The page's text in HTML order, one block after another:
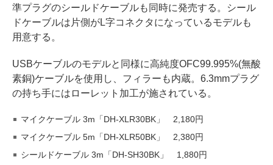
準プラグのシールドケーブルも同時に発売する。シール
ドケーブルは片側がL字コネクタになっているモデルも
用意する。
USBケーブルのモデルと同様に高純度OFC99.995%(無酸
素銅)ケーブルを使用し、フィラーも内蔵。6.3mmプラグ
の持ち手にはローレット加工が施されている。
マイクケーブル 3m「DH-XLR30BK」 2,180円
マイクケーブル 5m「DH-XLR50BK」 2,380円
シールドケーブル 3m「DH-SH30BK」 1,880円